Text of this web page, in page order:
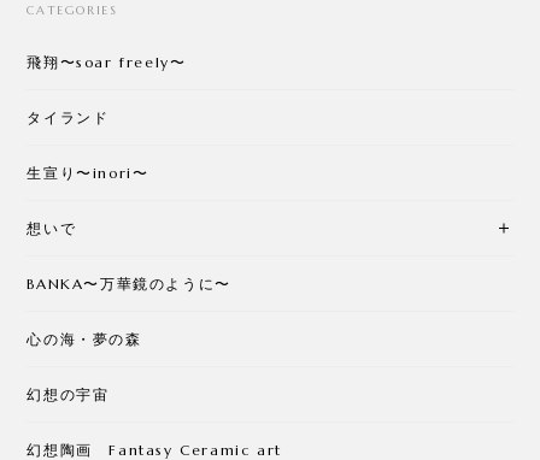
CATEGORIES
飛翔〜soar freely〜
タイランド
生宣り〜inori〜
想いで
BANKA〜万華鏡のように〜
心の海・夢の森
幻想の宇宙
幻想陶画 Fantasy Ceramic art